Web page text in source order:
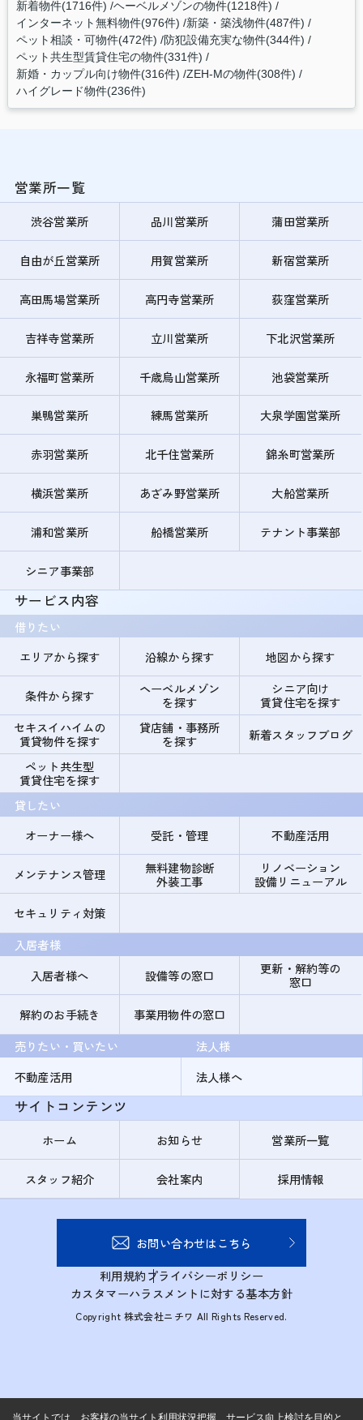
新着物件(1716件) ヘーベルメゾンの物件(1218件)
インターネット無料物件(976件) 新築・築浅物件(487件)
ペット相談・可物件(472件) 防犯設備充実な物件(344件)
ペット共生型賃貸住宅の物件(331件)
新婚・カップル向け物件(316件) ZEH-Mの物件(308件)
ハイグレード物件(236件)
営業所一覧
渋谷営業所 品川営業所 蒲田営業所
自由が丘営業所 用賀営業所 新宿営業所
高田馬場営業所 高円寺営業所 荻窪営業所
吉祥寺営業所 立川営業所 下北沢営業所
永福町営業所 千歳烏山営業所 池袋営業所
巣鴨営業所 練馬営業所 大泉学園営業所
赤羽営業所 北千住営業所 錦糸町営業所
横浜営業所 あざみ野営業所 大船営業所
浦和営業所 船橋営業所 テナント事業部
シニア事業部
サービス内容
借りたい
エリアから探す
沿線から探す 地図から探す
条件から探す
ヘーベルメゾン
を探す
シニア向け
賃貸住宅を探す
セキスイハイムの
賃貸物件を探す
貸店舗・事務所
を探す
新着スタッフブログ
ペット共生型
賃貸住宅を探す
貸したい
オーナー様へ
受託・管理 不動産活用
メンテナンス管理
無料建物診断
外装工事
リノベーション
設備リニューアル
セキュリティ対策
入居者様
入居者様へ
設備等の窓口
更新・解約等の
窓口
解約のお手続き
事業用物件の窓口
売りたい・買いたい
不動産活用
法人様
法人様へ
サイトコンテンツ
ホーム お知らせ 営業所一覧
スタッフ紹介 会社案内 採用情報
お問い合わせはこちら
利用規約プライバシーポリシー
カスタマーハラスメントに対する基本方針
Copyright 株式会社ニチワ All Rights Reserved.
当サイトでは、お客様の当サイト利用状況把握、サービス向上検討を目的と